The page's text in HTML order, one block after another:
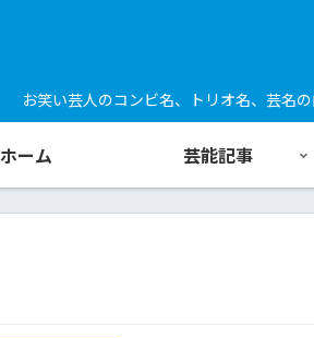
お笑い芸人のコンビ名、トリオ名、芸名
ホーム 芸能記事